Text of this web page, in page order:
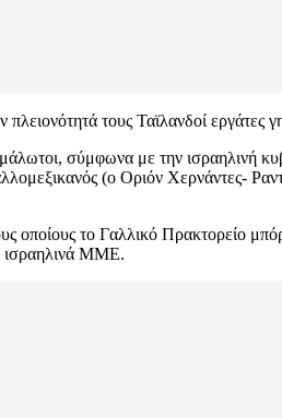
τους Ταϊλανδοί εργάτες
σύμφωνα με την ισραηλινή
(ο Οριόν Χερνάντες-
οποίους το Γαλλικό Πρακτορείο
ισραηλινά ΜΜΕ.